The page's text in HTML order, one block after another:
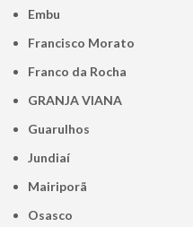
Embu
Francisco Morato
Franco da Rocha
GRANJA VIANA
Guarulhos
Jundiaí
Mairiporã
Osasco